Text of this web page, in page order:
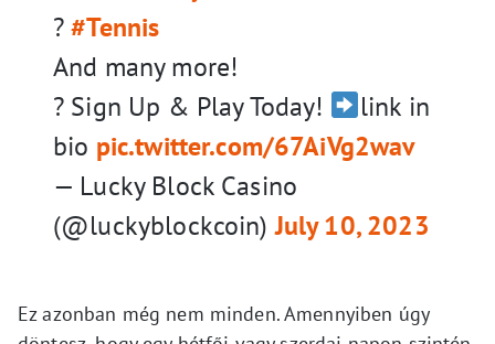
?#Tennis
And many more!
? Sign Up & Play Today!
link in
bio pic.twitter.com/67AiVg2wav
— Lucky Block Casino
(@luckyblockcoin)July 10, 2023
Ez azonban még nem minden. Amennyiben úgy